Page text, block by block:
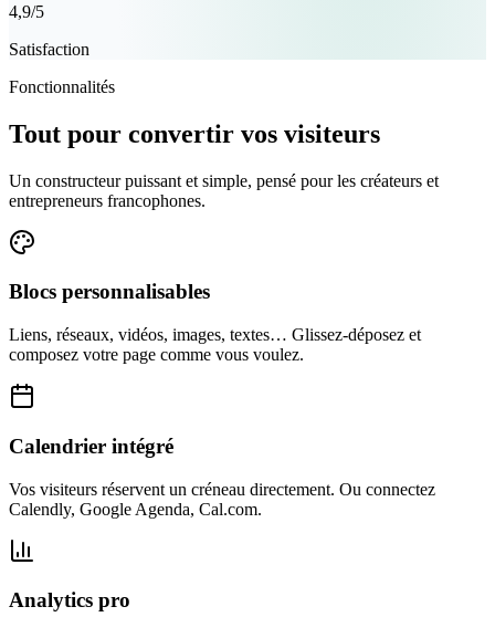
4,9/5
Satisfaction
Fonctionnalités
Tout pour convertir vos visiteurs
Un constructeur puissant et simple, pensé pour les créateurs et
entrepreneurs francophones.
Blocs personnalisables
Liens, réseaux, vidéos, images, textes… Glissez-déposez et
composez votre page comme vous voulez.
Calendrier intégré
Vos visiteurs réservent un créneau directement. Ou connectez
Calendly, Google Agenda, Cal.com.
Analytics pro